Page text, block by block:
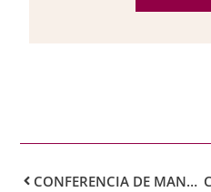
CONFERENCIA DE MANUEL MARCHENA, PRESIDENTE DE LA SALA SEGUNDA DEL TRIBUNAL SUPREMO: HACIA UN NUEVO PROCESO PENAL